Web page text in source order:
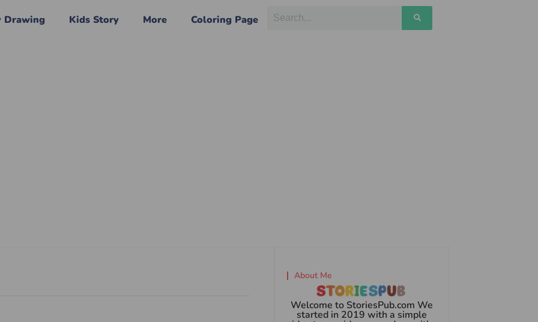
Drawing Kids Story More Coloring Page
About Me
Welcome to StoriesPub.com We
started in 2019 with a simple